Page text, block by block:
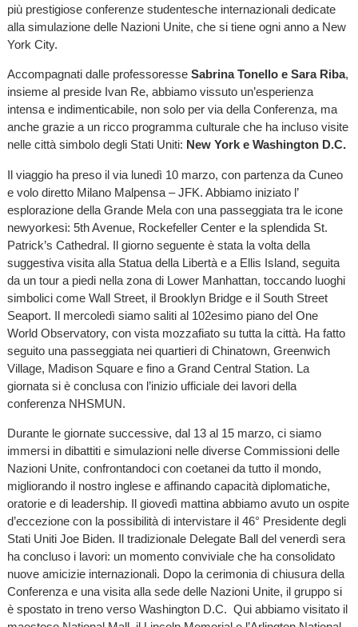
più prestigiose conferenze studentesche internazionali dedicate
alla simulazione delle Nazioni Unite, che si tiene ogni anno a New
York City.
Accompagnati dalle professoresse Sabrina Tonello e Sara Riba,
insieme al preside Ivan Re, abbiamo vissuto un’esperienza
intensa e indimenticabile, non solo per via della Conferenza, ma
anche grazie a un ricco programma culturale che ha incluso visite
nelle città simbolo degli Stati Uniti: New York e Washington D.C.
Il viaggio ha preso il via lunedì 10 marzo, con partenza da Cuneo
e volo diretto Milano Malpensa – JFK. Abbiamo iniziato l’
esplorazione della Grande Mela con una passeggiata tra le icone
newyorkesi: 5th Avenue, Rockefeller Center e la splendida St.
Patrick’s Cathedral. Il giorno seguente è stata la volta della
suggestiva visita alla Statua della Libertà e a Ellis Island, seguita
da un tour a piedi nella zona di Lower Manhattan, toccando luoghi
simbolici come Wall Street, il Brooklyn Bridge e il South Street
Seaport. Il mercoledì siamo saliti al 102esimo piano del One
World Observatory, con vista mozzafiato su tutta la città. Ha fatto
seguito una passeggiata nei quartieri di Chinatown, Greenwich
Village, Madison Square e fino a Grand Central Station. La
giornata si è conclusa con l’inizio ufficiale dei lavori della
conferenza NHSMUN.
Durante le giornate successive, dal 13 al 15 marzo, ci siamo
immersi in dibattiti e simulazioni nelle diverse Commissioni delle
Nazioni Unite, confrontandoci con coetanei da tutto il mondo,
migliorando il nostro inglese e affinando capacità diplomatiche,
oratorie e di leadership. Il giovedì mattina abbiamo avuto un ospite
d’eccezione con la possibilità di intervistare il 46° Presidente degli
Stati Uniti Joe Biden. Il tradizionale Delegate Ball del venerdì sera
ha concluso i lavori: un momento conviviale che ha consolidato
nuove amicizie internazionali. Dopo la cerimonia di chiusura della
Conferenza e una visita alla sede delle Nazioni Unite, il gruppo si
è spostato in treno verso Washington D.C. Qui abbiamo visitato il